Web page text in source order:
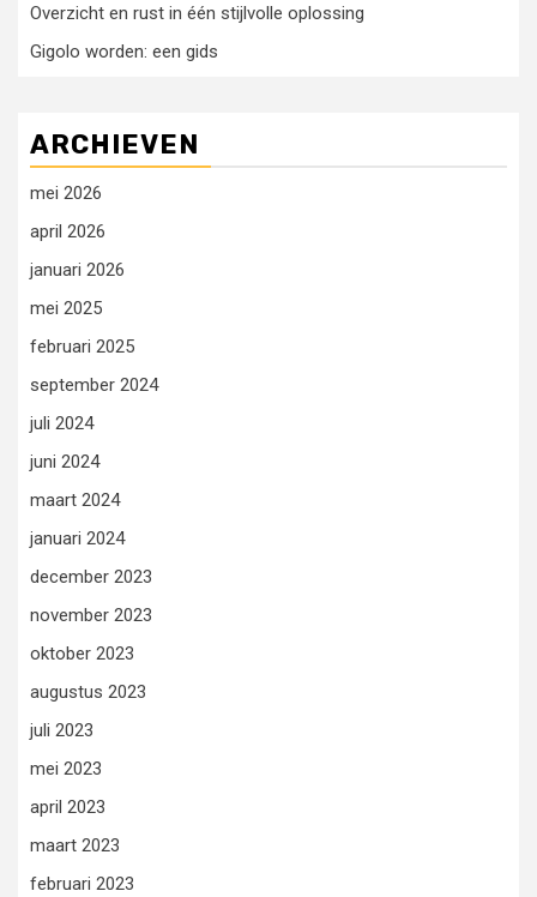
Overzicht en rust in één stijlvolle oplossing
Gigolo worden: een gids
ARCHIEVEN
mei 2026
april 2026
januari 2026
mei 2025
februari 2025
september 2024
juli 2024
juni 2024
maart 2024
januari 2024
december 2023
november 2023
oktober 2023
augustus 2023
juli 2023
mei 2023
april 2023
maart 2023
februari 2023